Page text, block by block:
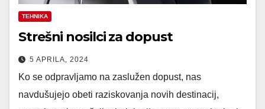
TEHNIKA
Strešni nosilci za dopust
5 APRILA, 2024
Ko se odpravljamo na zaslužen dopust, nas
navdušujejo obeti raziskovanja novih destinacij,